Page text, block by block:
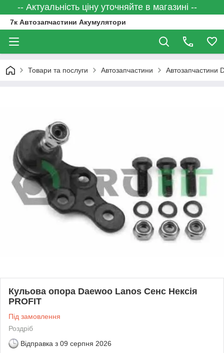
-- Актуальність ціну уточняйте в магазині --
7к Автозапчастини Акумулятори
Товари та послуги Автозапчастини Автозапчастини
Кульова опора Daewoo Lanos Сенс Нексія
PROFIT
Під замовлення
Роздріб
Відправка з 09 серпня 2026